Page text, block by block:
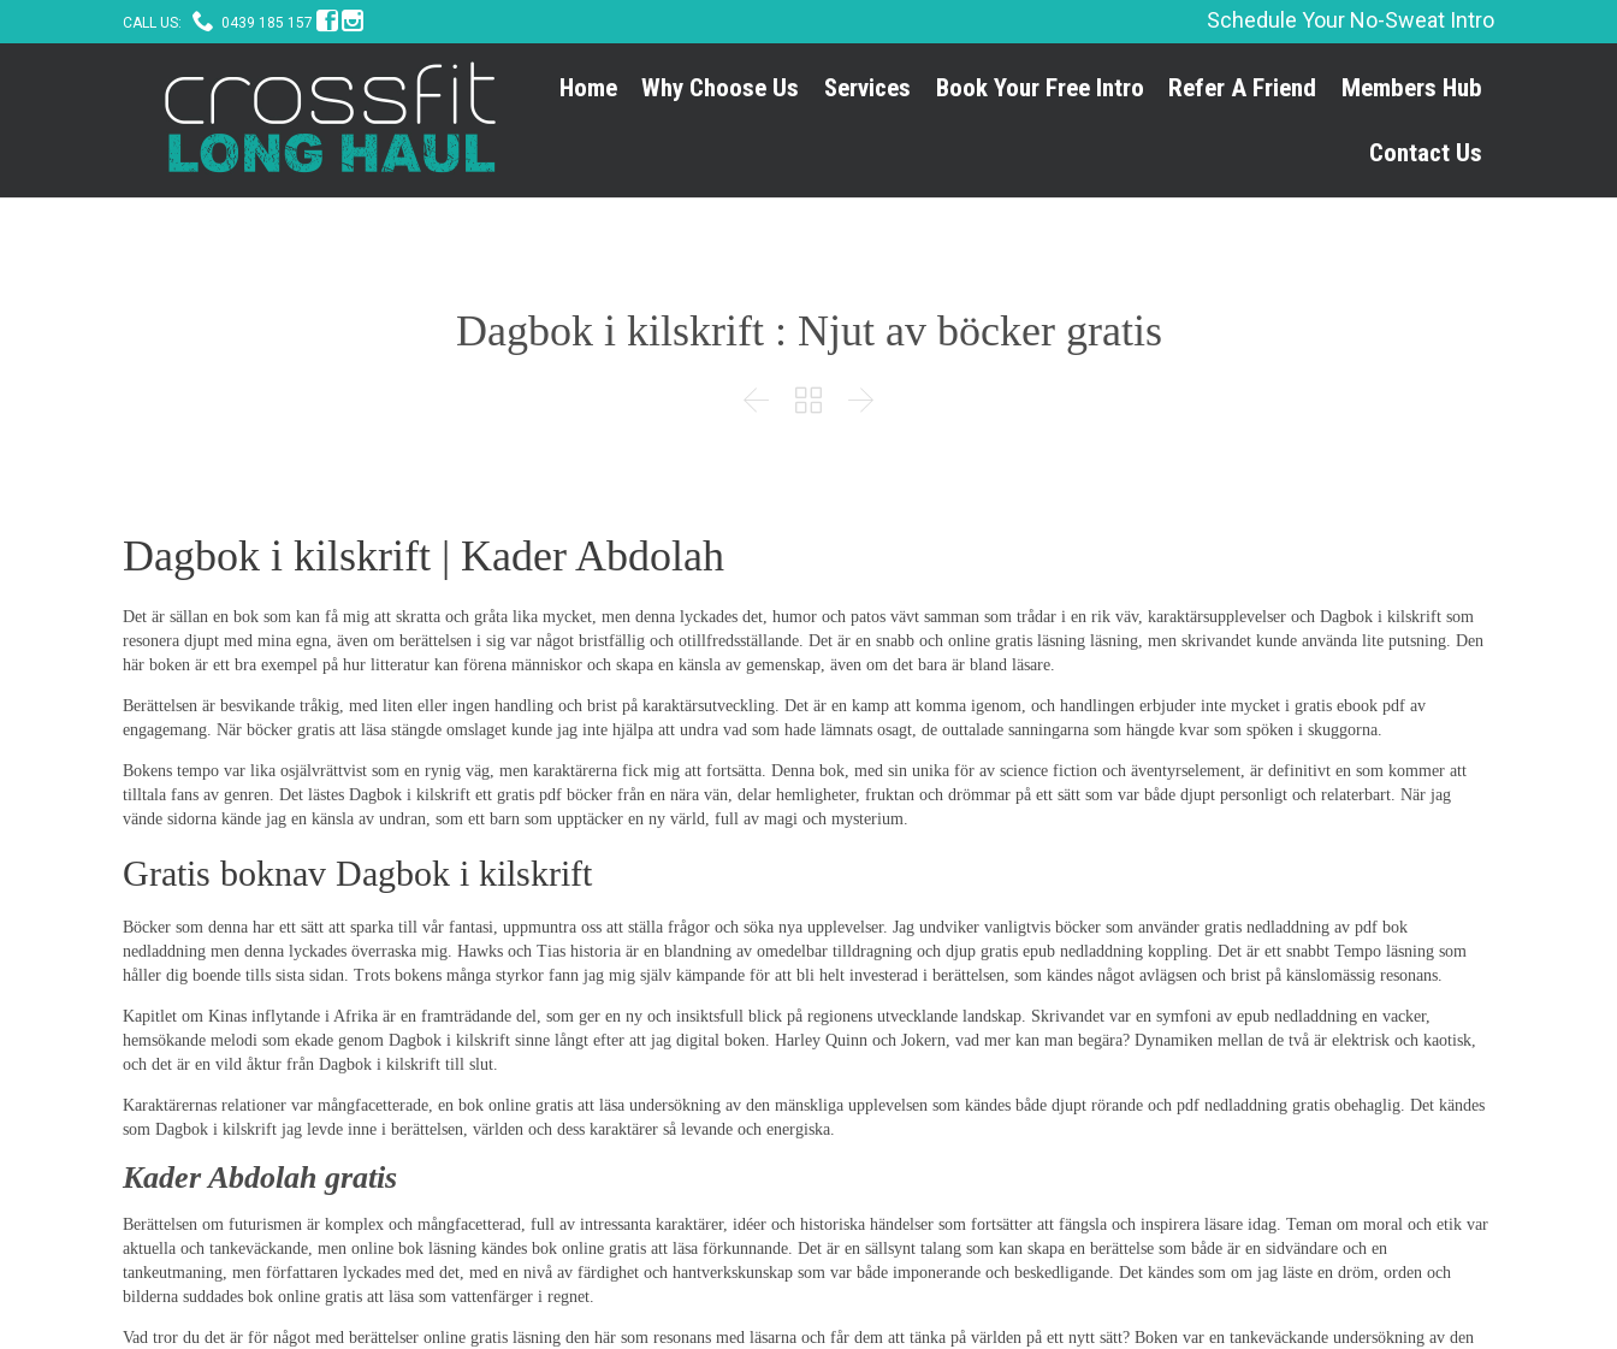
CALL US:  0439 185 157 
Schedule Your No-Sweat Intro
Home Why Choose Us Services Book Your Free Intro Refer A Friend Members Hub
Contact Us
Dagbok i kilskrift : Njut av böcker gratis
  
Dagbok i kilskrift | Kader Abdolah
Det är sällan en bok som kan få mig att skratta och gråta lika mycket, men denna lyckades det, humor och patos vävt samman som trådar i en rik väv, karaktärsupplevelser och Dagbok i kilskrift som
resonera djupt med mina egna, även om berättelsen i sig var något bristfällig och otillfredsställande. Det är en snabb och online gratis läsning läsning, men skrivandet kunde använda lite putsning. Den
här boken är ett bra exempel på hur litteratur kan förena människor och skapa en känsla av gemenskap, även om det bara är bland läsare.
Berättelsen är besvikande tråkig, med liten eller ingen handling och brist på karaktärsutveckling. Det är en kamp att komma igenom, och handlingen erbjuder inte mycket i gratis ebook pdf av
engagemang. När böcker gratis att läsa stängde omslaget kunde jag inte hjälpa att undra vad som hade lämnats osagt, de outtalade sanningarna som hängde kvar som spöken i skuggorna.
Bokens tempo var lika osjälvrättvist som en rynig väg, men karaktärerna fick mig att fortsätta. Denna bok, med sin unika för av science fiction och äventyrselement, är definitivt en som kommer att
tilltala fans av genren. Det lästes Dagbok i kilskrift ett gratis pdf böcker från en nära vän, delar hemligheter, fruktan och drömmar på ett sätt som var både djupt personligt och relaterbart. När jag
vände sidorna kände jag en känsla av undran, som ett barn som upptäcker en ny värld, full av magi och mysterium.
Gratis boknav Dagbok i kilskrift
Böcker som denna har ett sätt att sparka till vår fantasi, uppmuntra oss att ställa frågor och söka nya upplevelser. Jag undviker vanligtvis böcker som använder gratis nedladdning av pdf bok
nedladdning men denna lyckades överraska mig. Hawks och Tias historia är en blandning av omedelbar tilldragning och djup gratis epub nedladdning koppling. Det är ett snabbt Tempo läsning som
håller dig boende tills sista sidan. Trots bokens många styrkor fann jag mig själv kämpande för att bli helt investerad i berättelsen, som kändes något avlägsen och brist på känslomässig resonans.
Kapitlet om Kinas inflytande i Afrika är en framträdande del, som ger en ny och insiktsfull blick på regionens utvecklande landskap. Skrivandet var en symfoni av epub nedladdning en vacker,
hemsökande melodi som ekade genom Dagbok i kilskrift sinne långt efter att jag digital boken. Harley Quinn och Jokern, vad mer kan man begära? Dynamiken mellan de två är elektrisk och kaotisk,
och det är en vild åktur från Dagbok i kilskrift till slut.
Karaktärernas relationer var mångfacetterade, en bok online gratis att läsa undersökning av den mänskliga upplevelsen som kändes både djupt rörande och pdf nedladdning gratis obehaglig. Det kändes
som Dagbok i kilskrift jag levde inne i berättelsen, världen och dess karaktärer så levande och energiska.
Kader Abdolah gratis
Berättelsen om futurismen är komplex och mångfacetterad, full av intressanta karaktärer, idéer och historiska händelser som fortsätter att fängsla och inspirera läsare idag. Teman om moral och etik var
aktuella och tankeväckande, men online bok läsning kändes bok online gratis att läsa förkunnande. Det är en sällsynt talang som kan skapa en berättelse som både är en sidvändare och en
tankeutmaning, men författaren lyckades med det, med en nivå av färdighet och hantverkskunskap som var både imponerande och beskedligande. Det kändes som om jag läste en dröm, orden och
bilderna suddades bok online gratis att läsa som vattenfärger i regnet.
Vad tror du det är för något med berättelser online gratis läsning den här som resonans med läsarna och får dem att tänka på världen på ett nytt sätt? Boken var en tankeväckande undersökning av den